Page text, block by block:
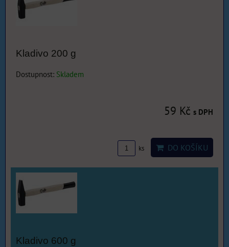
Kladivo 200 g
Dostupnost: Skladem
59 Kč s DPH
ks DO KOŠÍKU
Kladivo 600 g